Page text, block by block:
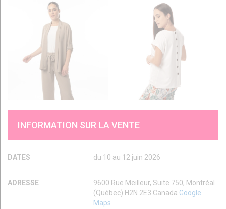
INFORMATION SUR LA VENTE
DATES du 10 au 12 juin 2026
ADRESSE
9600 Rue Meilleur, Suite 750, Montréal
(Québec) H2N 2E3 Canada Google
Maps